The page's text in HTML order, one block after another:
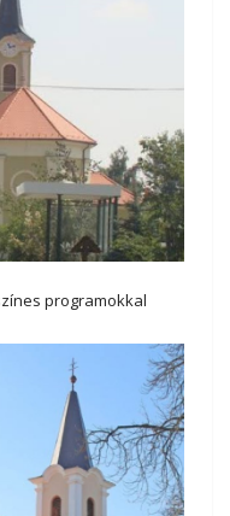
programokkal